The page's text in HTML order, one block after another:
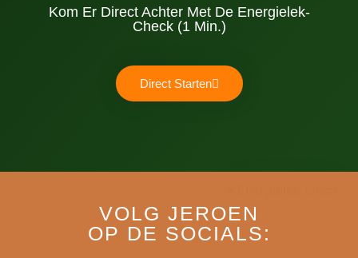
Kom Er Direct Achter Met De Energielek-
Check (1 Min.)
Direct Starten
VOLG JEROEN
OP DE SOCIALS: